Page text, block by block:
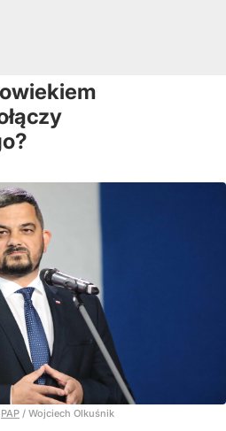
PAP / Wojciech Olkuśnik